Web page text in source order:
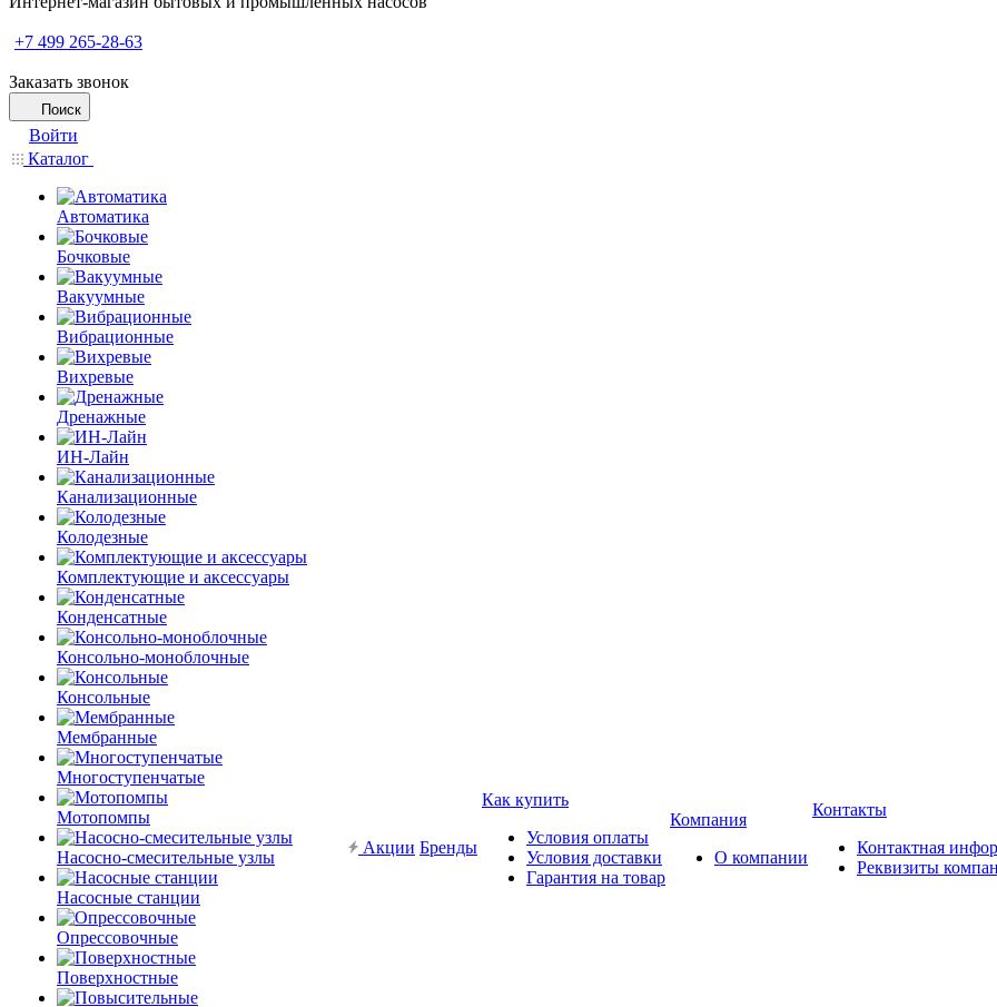
+7 499 265-28-63
Заказать звонок
Поиск
Войти
Каталог
Автоматика
Бочковые
Вакуумные
Вибрационные
Вихревые
Дренажные
ИН-Лайн
Канализационные
Колодезные
Комплектующие и аксессуары
Конденсатные
Консольно-моноблочные
Консольные
Мембранные
Многоступенчатые
Мотопомпы
Насосно-смесительные узлы
Насосные станции
Опрессовочные
Поверхностные
Акции Бренды
Как купить
Условия оплаты
Условия доставки
Гарантия на товар
Компания
О компании
Контакты
Контактная
Реквизиты